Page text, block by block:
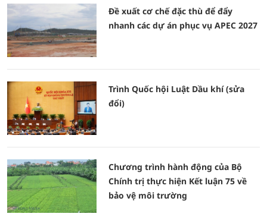
Đề xuất cơ chế đặc thù để đẩy
nhanh các dự án phục vụ APEC 2027
Trình Quốc hội Luật Dầu khí (sửa
đổi)
Chương trình hành động của Bộ
Chính trị thực hiện Kết luận 75 về
bảo vệ môi trường